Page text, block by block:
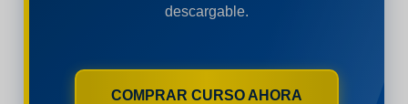
descargable.
COMPRAR CURSO AHORA